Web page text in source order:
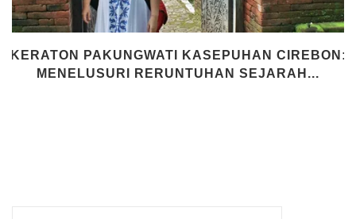
KERATON PAKUNGWATI KASEPUHAN CIREBON:
MENELUSURI RERUNTUHAN SEJARAH...